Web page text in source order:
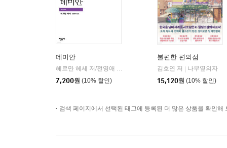
데미안
헤르만 헤세 저/전영애 역
7,200원 (10% 할인)
불편한 편의점
김호연 저
나무옆의자
15,120원 (10% 할인)
검색 페이지에서 선택된 태그에 등록된 더 많은 상품을 확인해